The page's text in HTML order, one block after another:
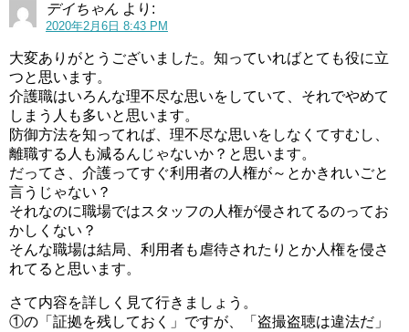
デイちゃん より:
2020年2月6日 8:43 PM
大変ありがとうございました。知っていればとても役に立
つと思います。
介護職はいろんな理不尽な思いをしていて、それでやめて
しまう人も多いと思います。
防御方法を知ってれば、理不尽な思いをしなくてすむし、
離職する人も減るんじゃないか？と思います。
だってさ、介護ってすぐ利用者の人権が～とかきれいごと
言うじゃない？
それなのに職場ではスタッフの人権が侵されてるのってお
かしくない？
そんな職場は結局、利用者も虐待されたりとか人権を侵さ
れてると思います。
さて内容を詳しく見て行きましょう。
①の「証拠を残しておく」ですが、「盗撮盗聴は違法だ」